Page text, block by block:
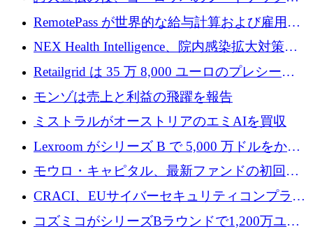
リン GigaLab を発表
クターはファンダメンタルズを中心に再構築
RemotePass が世界的な給与計算および雇用プ
ラットフォームを拡大するために 1,740 万ド
NEX Health Intelligence、院内感染拡大対策に
100万ユーロを確保
Retailgrid は 35 万 8,000 ユーロのプレシード
ラウンドで小売業のスプレッドシートをター
ゲットにしています
モンゾは売上と利益の飛躍を報告
ミストラルがオーストリアのエミAIを買収
Lexroom がシリーズ B で 5,000 万ドルをかけ
てヨーロッパ大陸法用の法律 AI を構築
モウロ・キャピタル、最新ファンドの初回ク
ローズで4億ドルを確保
CRACI、EUサイバーセキュリティコンプライ
アンスプラットフォームのために140万ユーロ
コズミコがシリーズBラウンドで1,200万ユー